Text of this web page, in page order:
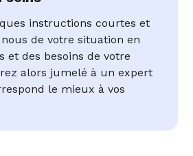
instructions courtes et
de votre situation en
et des besoins de votre
alors jumelé à un expert
le mieux à vos